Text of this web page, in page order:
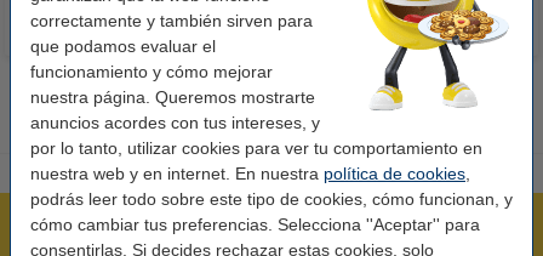
correctamente y también sirven para
que podamos evaluar el
funcionamiento y cómo mejorar
nuestra página. Queremos mostrarte
anuncios acordes con tus intereses, y
por lo tanto, utilizar cookies para ver tu comportamiento en
nuestra web y en internet. En nuestra política de cookies
podrás leer todo sobre este tipo de cookies, cómo funcionan, y
cómo cambiar tus preferencias. Selecciona ''Aceptar'' para
consentirlas. Si decides rechazar estas cookies, solo
Rápido y sencillo